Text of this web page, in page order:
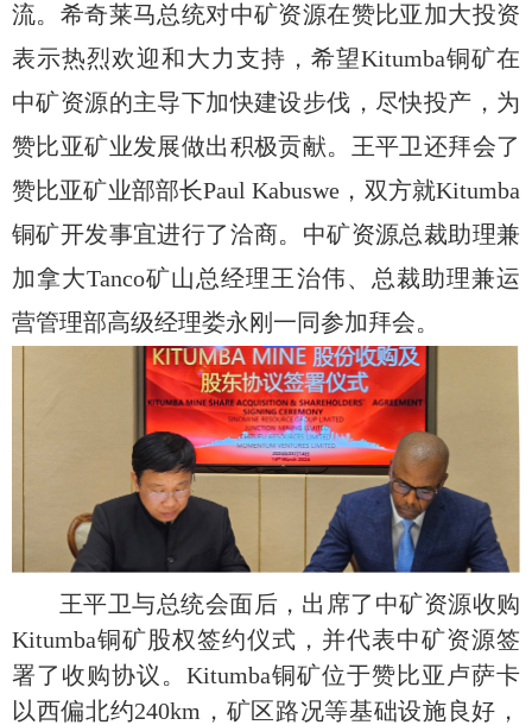
流。希奇莱马总统对中矿资源在赞比亚加大投资
表示热烈欢迎和大力支持，希望Kitumba铜矿在
中矿资源的主导下加快建设步伐，尽快投产，为
赞比亚矿业发展做出积极贡献。王平卫还拜会了
赞比亚矿业部部长Paul Kabuswe，双方就Kitumba
铜矿开发事宜进行了洽商。中矿资源总裁助理兼
加拿大Tanco矿山总经理王治伟、总裁助理兼运
营管理部高级经理娄永刚一同参加拜会。
王平卫与总统会面后，出席了中矿资源收购
Kitumba铜矿股权签约仪式，并代表中矿资源签
署了收购协议。Kitumba铜矿位于赞比亚卢萨卡
以西偏北约240km，矿区路况等基础设施良好，